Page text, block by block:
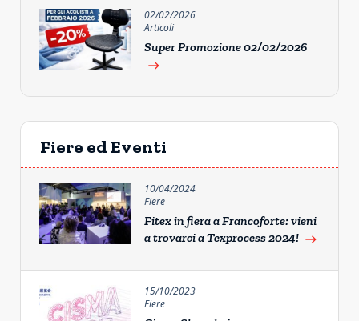
02/02/2026
Articoli
Super Promozione 02/02/2026
east
Fiere ed Eventi
10/04/2024
Fiere
Fitex in fiera a Francoforte: vieni
a trovarci a Texprocess 2024! east
15/10/2023
Fiere